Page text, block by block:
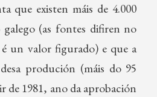
que existen máis de 4.000
galego (as fontes difiren no
un valor figurado) e que a
produción (máis do 95
de 1981, ano da aprobación